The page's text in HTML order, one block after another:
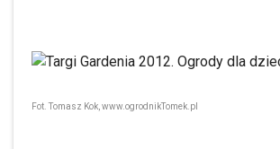
Fot. Tomasz Kok, www.ogrodnikTomek.pl